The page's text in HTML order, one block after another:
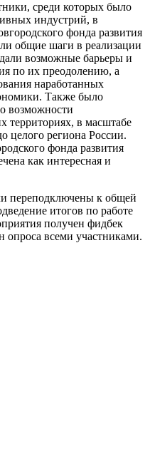
среди которых было
индустрий, в
фонда развития
общие шаги в реализации
возможные барьеры и
по их преодолению, а
наработанных
Также было
возможности
территориях, в масштабе
целого региона России.
фонда развития
как интересная и
переподключены к общей
итогов по работе
получен фидбек
опроса всеми участниками.